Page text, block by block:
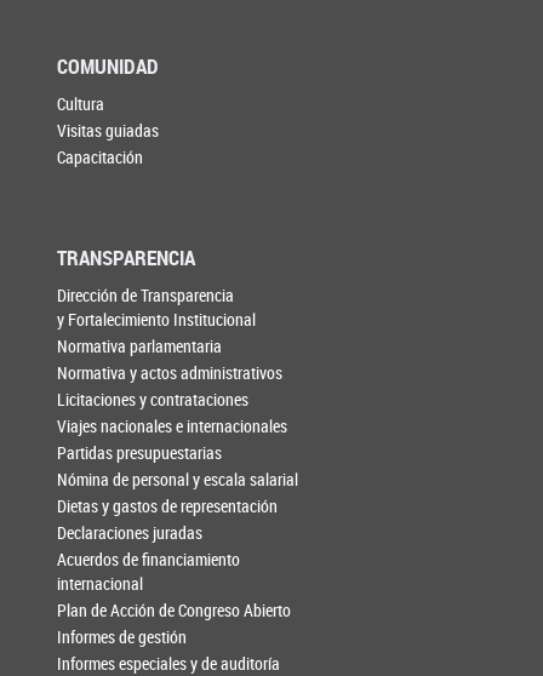
COMUNIDAD
Cultura
Visitas guiadas
Capacitación
TRANSPARENCIA
Dirección de Transparencia
y Fortalecimiento Institucional
Normativa parlamentaria
Normativa y actos administrativos
Licitaciones y contrataciones
Viajes nacionales e internacionales
Partidas presupuestarias
Nómina de personal y escala salarial
Dietas y gastos de representación
Declaraciones juradas
Acuerdos de financiamiento
internacional
Plan de Acción de Congreso Abierto
Informes de gestión
Informes especiales y de auditoría